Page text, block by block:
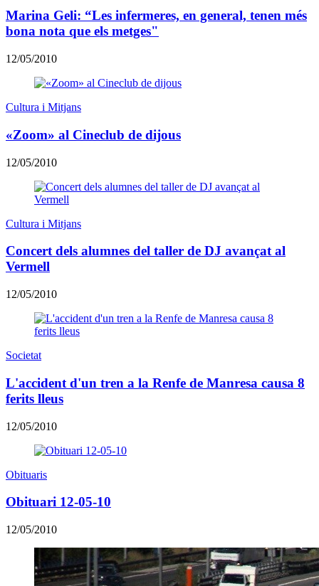
Marina Geli: “Les infermeres, en general, tenen més
bona nota que els metges"
12/05/2010
Cultura i Mitjans
«Zoom» al Cineclub de dijous
12/05/2010
Cultura i Mitjans
Concert dels alumnes del taller de DJ avançat al
Vermell
12/05/2010
Societat
L'accident d'un tren a la Renfe de Manresa causa 8
ferits lleus
12/05/2010
Obituaris
Obituari 12-05-10
12/05/2010